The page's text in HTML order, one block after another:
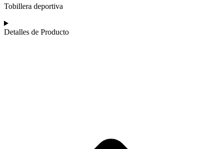
Tobillera deportiva
Detalles de Producto